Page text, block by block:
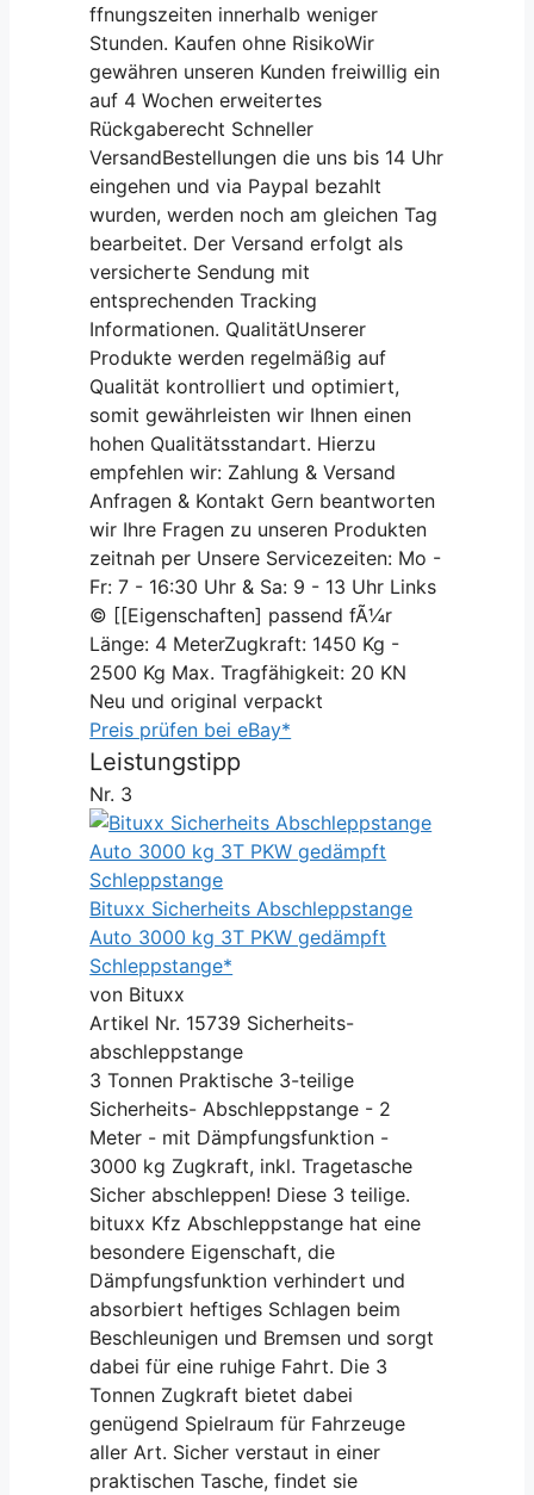
ffnungszeiten innerhalb weniger
Stunden. Kaufen ohne RisikoWir
gewähren unseren Kunden freiwillig ein
auf 4 Wochen erweitertes
Rückgaberecht Schneller
VersandBestellungen die uns bis 14 Uhr
eingehen und via Paypal bezahlt
wurden, werden noch am gleichen Tag
bearbeitet. Der Versand erfolgt als
versicherte Sendung mit
entsprechenden Tracking
Informationen. QualitätUnserer
Produkte werden regelmäßig auf
Qualität kontrolliert und optimiert,
somit gewährleisten wir Ihnen einen
hohen Qualitätsstandart. Hierzu
empfehlen wir: Zahlung & Versand
Anfragen & Kontakt Gern beantworten
wir Ihre Fragen zu unseren Produkten
zeitnah per Unsere Servicezeiten: Mo -
Fr: 7 - 16:30 Uhr & Sa: 9 - 13 Uhr Links
© [[Eigenschaften] passend fÃ¼r
Länge: 4 MeterZugkraft: 1450 Kg -
2500 Kg Max. Tragfähigkeit: 20 KN
Neu und original verpackt
Preis prüfen bei eBay*
Leistungstipp
Nr. 3
Bituxx Sicherheits Abschleppstange
Auto 3000 kg 3T PKW gedämpft
Schleppstange*
von Bituxx
Artikel Nr. 15739 Sicherheits-
abschleppstange
3 Tonnen Praktische 3-teilige
Sicherheits- Abschleppstange - 2
Meter - mit Dämpfungsfunktion -
3000 kg Zugkraft, inkl. Tragetasche
Sicher abschleppen! Diese 3 teilige.
bituxx Kfz Abschleppstange hat eine
besondere Eigenschaft, die
Dämpfungsfunktion verhindert und
absorbiert heftiges Schlagen beim
Beschleunigen und Bremsen und sorgt
dabei für eine ruhige Fahrt. Die 3
Tonnen Zugkraft bietet dabei
genügend Spielraum für Fahrzeuge
aller Art. Sicher verstaut in einer
praktischen Tasche, findet sie